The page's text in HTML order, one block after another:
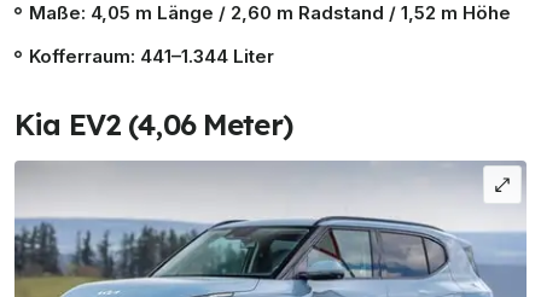
Maße: 4,05 m Länge / 2,60 m Radstand / 1,52 m Höhe
Kofferraum: 441–1.344 Liter
Kia EV2 (4,06 Meter)